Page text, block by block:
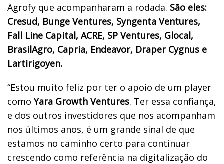
Agrofy que acompanharam a rodada. São eles:
Cresud, Bunge Ventures, Syngenta Ventures,
Fall Line Capital, ACRE, SP Ventures, Glocal,
BrasilAgro, Capria, Endeavor, Draper Cygnus e
Lartirigoyen.
“Estou muito feliz por ter o apoio de um player
comoYara Growth Ventures. Ter essa confiança,
e dos outros investidores que nos acompanham
nos últimos anos, é um grande sinal de que
estamos no caminho certo para continuar
crescendo como referência na digitalização do